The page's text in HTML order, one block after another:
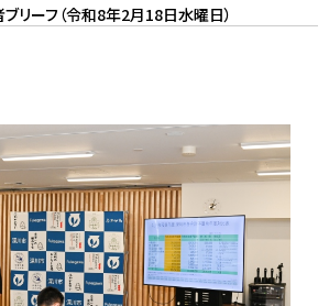
リーフ（令和8年2月18日水曜日）